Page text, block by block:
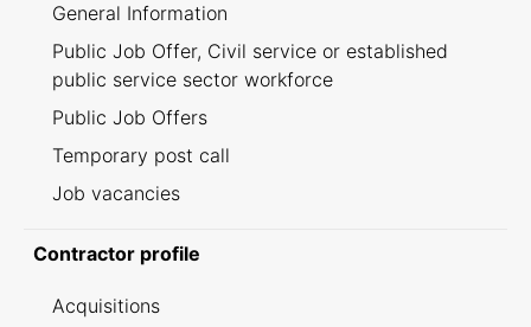
General Information
Public Job Offer, Civil service or established
public service sector workforce
Public Job Offers
Temporary post call
Job vacancies
Contractor profile
Acquisitions